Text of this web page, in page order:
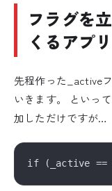
フラグを
くるアプリ
先程作った_active
いきます。 といっ
加しただけですが…